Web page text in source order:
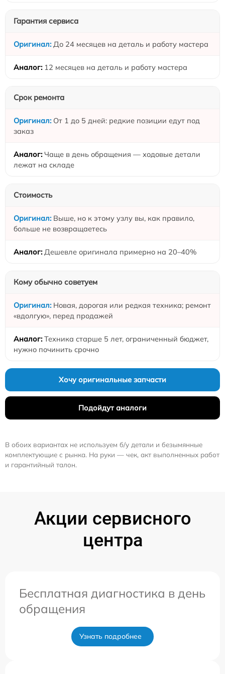
Гарантия сервиса
До 24 месяцев на деталь и работу мастера
12 месяцев на деталь и работу мастера
Срок ремонта
От 1 до 5 дней: редкие позиции едут под
заказ
Чаще в день обращения — ходовые детали
лежат на складе
Стоимость
Выше, но к этому узлу вы, как правило,
больше не возвращаетесь
Дешевле оригинала примерно на 20–40%
Кому обычно советуем
Новая, дорогая или редкая техника; ремонт
«вдолгую», перед продажей
Техника старше 5 лет, ограниченный бюджет,
нужно починить срочно
Хочу оригинальные запчасти
Подойдут аналоги
В обоих вариантах не используем б/у детали и безымянные
комплектующие с рынка. На руки — чек, акт выполненных работ
и гарантийный талон.
Акции сервисного
центра
Бесплатная диагностика в день
обращения
Узнать подробнее